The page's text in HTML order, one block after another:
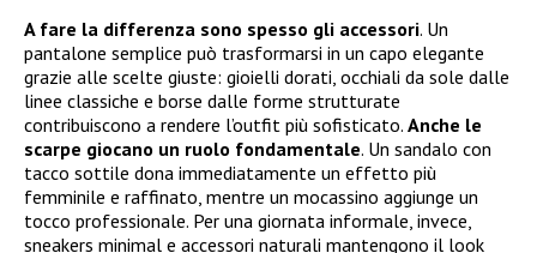
A fare la differenza sono spesso gli accessori. Un
pantalone semplice può trasformarsi in un capo elegante
grazie alle scelte giuste: gioielli dorati, occhiali da sole dalle
linee classiche e borse dalle forme strutturate
contribuiscono a rendere l’outfit più sofisticato. Anche le
scarpe giocano un ruolo fondamentale. Un sandalo con
tacco sottile dona immediatamente un effetto più
femminile e raffinato, mentre un mocassino aggiunge un
tocco professionale. Per una giornata informale, invece,
sneakers minimal e accessori naturali mantengono il look